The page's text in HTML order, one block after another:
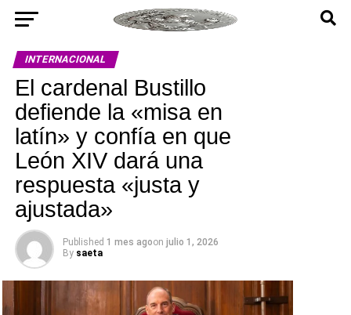
INTERNACIONAL
El cardenal Bustillo
defiende la «misa en
latín» y confía en que
León XIV dará una
respuesta «justa y
ajustada»
Published 1 mes agoon julio 1, 2026
By saeta